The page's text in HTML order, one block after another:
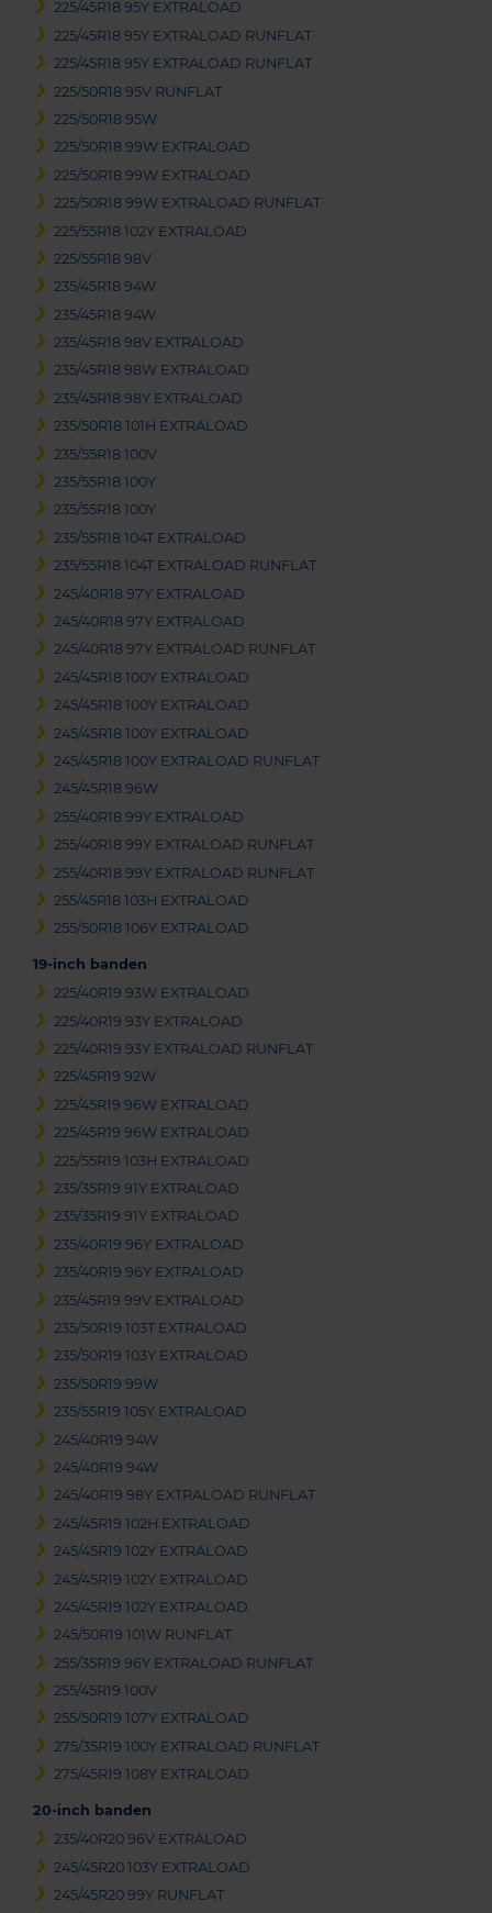
225/45R18 95Y EXTRALOAD
225/45R18 95Y EXTRALOAD RUNFLAT
225/45R18 95Y EXTRALOAD RUNFLAT
225/50R18 95V RUNFLAT
225/50R18 95W
225/50R18 99W EXTRALOAD
225/50R18 99W EXTRALOAD
225/50R18 99W EXTRALOAD RUNFLAT
225/55R18 102Y EXTRALOAD
225/55R18 98V
235/45R18 94W
235/45R18 94W
235/45R18 98V EXTRALOAD
235/45R18 98W EXTRALOAD
235/45R18 98Y EXTRALOAD
235/50R18 101H EXTRALOAD
235/55R18 100V
235/55R18 100Y
235/55R18 100Y
235/55R18 104T EXTRALOAD
235/55R18 104T EXTRALOAD RUNFLAT
245/40R18 97Y EXTRALOAD
245/40R18 97Y EXTRALOAD
245/40R18 97Y EXTRALOAD RUNFLAT
245/45R18 100Y EXTRALOAD
245/45R18 100Y EXTRALOAD
245/45R18 100Y EXTRALOAD
245/45R18 100Y EXTRALOAD RUNFLAT
245/45R18 96W
255/40R18 99Y EXTRALOAD
255/40R18 99Y EXTRALOAD RUNFLAT
255/40R18 99Y EXTRALOAD RUNFLAT
255/45R18 103H EXTRALOAD
255/50R18 106Y EXTRALOAD
19-inch banden
225/40R19 93W EXTRALOAD
225/40R19 93Y EXTRALOAD
225/40R19 93Y EXTRALOAD RUNFLAT
225/45R19 92W
225/45R19 96W EXTRALOAD
225/45R19 96W EXTRALOAD
225/55R19 103H EXTRALOAD
235/35R19 91Y EXTRALOAD
235/35R19 91Y EXTRALOAD
235/40R19 96Y EXTRALOAD
235/40R19 96Y EXTRALOAD
235/45R19 99V EXTRALOAD
235/50R19 103T EXTRALOAD
235/50R19 103Y EXTRALOAD
235/50R19 99W
235/55R19 105Y EXTRALOAD
245/40R19 94W
245/40R19 94W
245/40R19 98Y EXTRALOAD RUNFLAT
245/45R19 102H EXTRALOAD
245/45R19 102Y EXTRALOAD
245/45R19 102Y EXTRALOAD
245/45R19 102Y EXTRALOAD
245/50R19 101W RUNFLAT
255/35R19 96Y EXTRALOAD RUNFLAT
255/45R19 100V
255/50R19 107Y EXTRALOAD
275/35R19 100Y EXTRALOAD RUNFLAT
275/45R19 108Y EXTRALOAD
20-inch banden
235/40R20 96V EXTRALOAD
245/45R20 103Y EXTRALOAD
245/45R20 99Y RUNFLAT